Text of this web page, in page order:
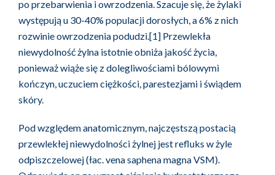
po przebarwienia i owrzodzenia. Szacuje się, że żylaki
występują u 30-40% populacji dorosłych, a 6% z nich
rozwinie owrzodzenia podudzi.[1] Przewlekła
niewydolność żylna istotnie obniża jakość życia,
ponieważ wiąże się z dolegliwościami bólowymi
kończyn, uczuciem ciężkości, parestezjami i świądem
skóry.
Pod względem anatomicznym, najczęstszą postacią
przewlekłej niewydolności żylnej jest refluks w żyle
odpiszczelowej (łac. vena saphena magna VSM).